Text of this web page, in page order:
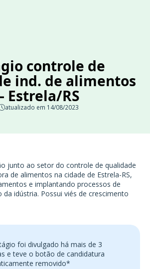
controle de
ind. de alimentos
Estrela/RS
atualizado em 14/08/2023
junto ao setor do controle de qualidade
de alimentos na cidade de Estrela-RS,
e implantando processos de
idústria. Possui viés de crescimento
foi divulgado há mais de 3
e teve o botão de candidatura
removido*